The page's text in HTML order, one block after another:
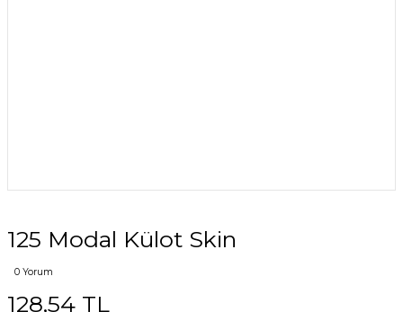
125 Modal Külot Skin
0 Yorum
128,54 TL